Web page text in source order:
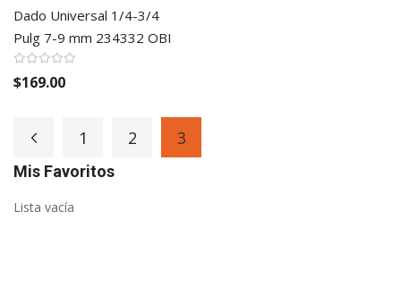
Dado Universal 1/4-3/4
Pulg 7-9 mm 234332 OBI
$169.00
Page
PreviousPage
1 Page
2
You're currently reading
3
Mis Favoritos
Lista vacía